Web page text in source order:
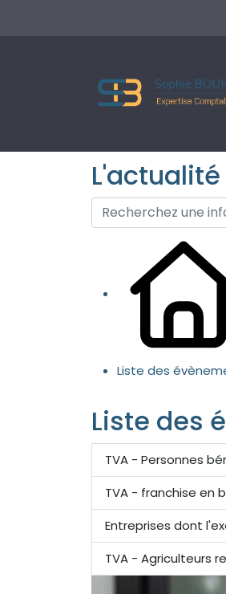
Liste des
Liste des
TVA - Personnes
TVA - franchise en
Entreprises dont
TVA - Agriculteurs